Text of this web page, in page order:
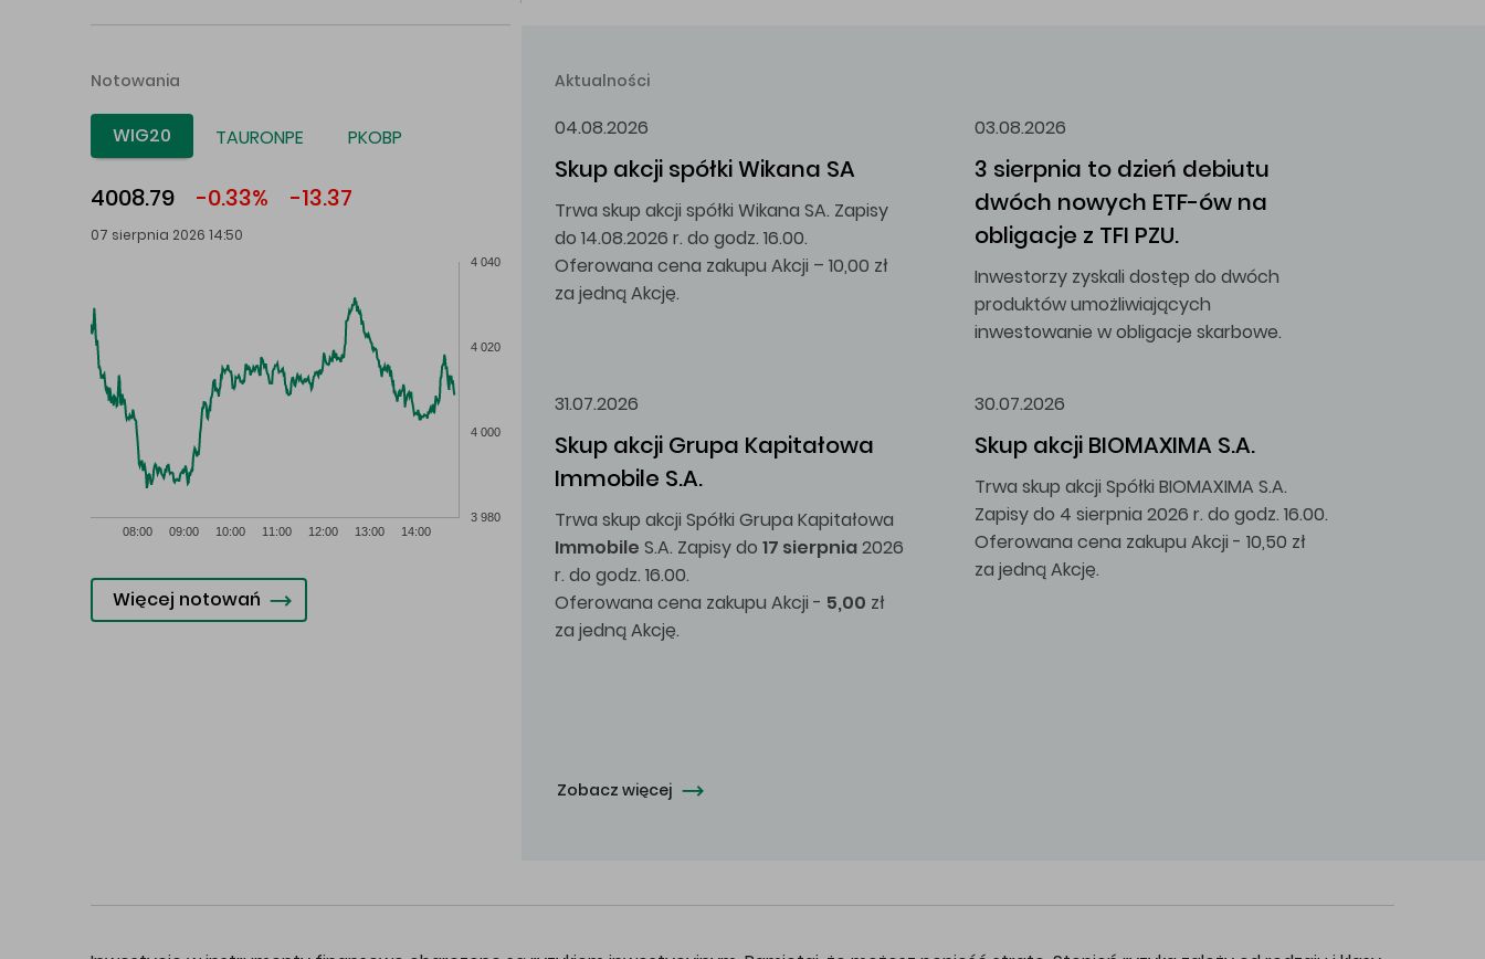
Notowania
WIG20 TAURONPE PKOBP
4008.79 -0.33% -13.37
07 sierpnia 2026 14:50
08:00 09:00 10:00 11:00 12:00 13:00 14:00
3 980
4 000
4 020
4 040
Więcej notowań
Aktualności
04.08.2026
Skup akcji spółki Wikana SA
Trwa skup akcji spółki Wikana SA. Zapisy
do 14.08.2026 r. do godz. 16.00.
Oferowana cena zakupu Akcji – 10,00 zł
za jedną Akcję.
03.08.2026
3 sierpnia to dzień debiutu
dwóch nowych ETF-ów na
obligacje z TFI PZU.
Inwestorzy zyskali dostęp do dwóch
produktów umożliwiających
inwestowanie w obligacje skarbowe.
31.07.2026
Skup akcji Grupa Kapitałowa
Immobile S.A.
Trwa skup akcji Spółki Grupa Kapitałowa
Immobile S.A. Zapisy do 17 sierpnia2026
r. do godz. 16.00.
Oferowana cena zakupu Akcji - 5,00 zł
za jedną Akcję.
30.07.2026
Skup akcji BIOMAXIMA S.A.
Trwa skup akcji Spółki BIOMAXIMA S.A.
Zapisy do 4 sierpnia 2026 r. do godz. 16.00.
Oferowana cena zakupu Akcji - 10,50 zł
za jedną Akcję.
Zobacz więcej